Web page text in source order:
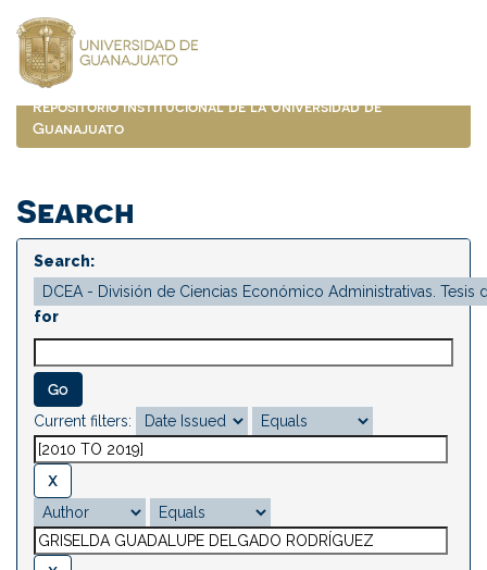
navigation
Repositorio Institucional de la Universidad de
Guanajuato
Search
Search:
for
Current filters: